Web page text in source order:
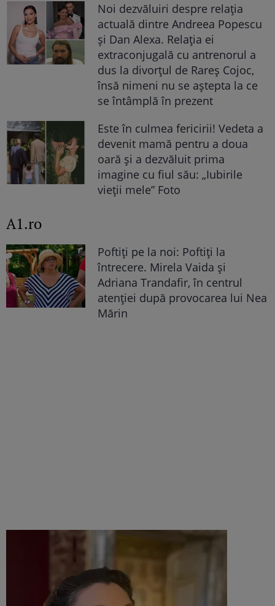
Noi dezvăluiri despre relația
actuală dintre Andreea Popescu
și Dan Alexa. Relația ei
extraconjugală cu antrenorul a
dus la divorțul de Rareș Cojoc,
însă nimeni nu se aștepta la ce
se întâmplă în prezent
Este în culmea fericirii! Vedeta a
devenit mamă pentru a doua
oară și a dezvăluit prima
imagine cu fiul său: „Iubirile
vieții mele” Foto
A1.ro
Poftiți pe la noi: Poftiți la
întrecere. Mirela Vaida și
Adriana Trandafir, în centrul
atenției după provocarea lui Nea
Mărin